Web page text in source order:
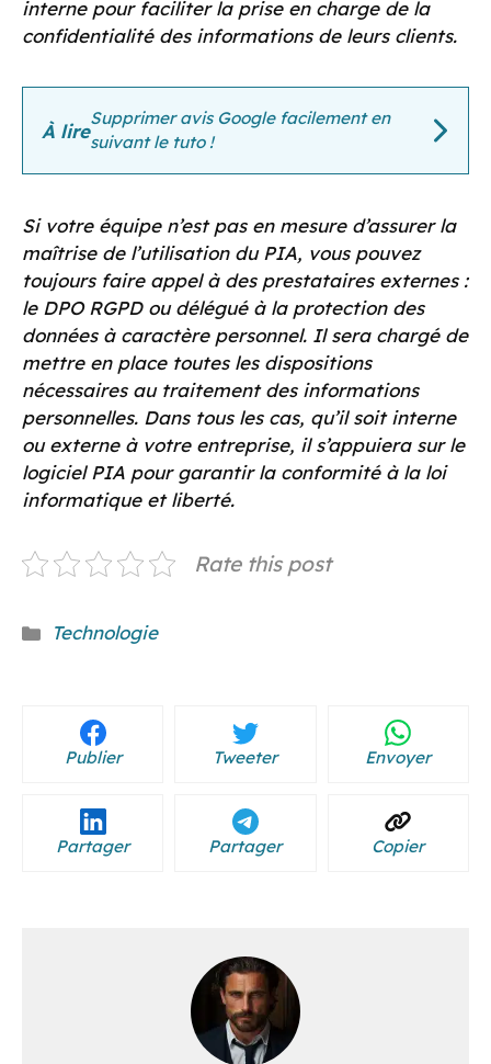
interne pour faciliter la prise en charge de la
confidentialité des informations de leurs clients.
À lire
Supprimer avis Google facilement en
suivant le tuto !
Si votre équipe n’est pas en mesure d’assurer la
maîtrise de l’utilisation du PIA, vous pouvez
toujours faire appel à des prestataires externes :
le DPO RGPD ou délégué à la protection des
données à caractère personnel. Il sera chargé de
mettre en place toutes les dispositions
nécessaires au traitement des informations
personnelles. Dans tous les cas, qu’il soit interne
ou externe à votre entreprise, il s’appuiera sur le
logiciel PIA pour garantir la conformité à la loi
informatique et liberté.
Rate this post
Catégories
Technologie
Publier Tweeter Envoyer
Partager Partager Copier